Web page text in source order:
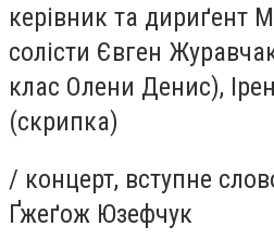
керівник та дириґент
солісти Євген
клас Олени Денис),
(скрипка)
/ концерт, вступне
Ґжеґож Юзефчук